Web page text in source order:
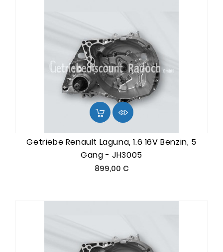
Getriebe Renault Laguna, 1.6 16V Benzin, 5
Gang - JH3005
899,00 €Preis